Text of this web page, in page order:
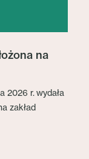
na
2026 r. wydała
zakład